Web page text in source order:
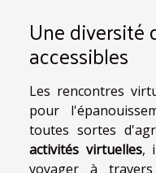
Une diversité
accessibles
Les rencontres
pour
toutes sortes
activités virtuelles,
voyager à